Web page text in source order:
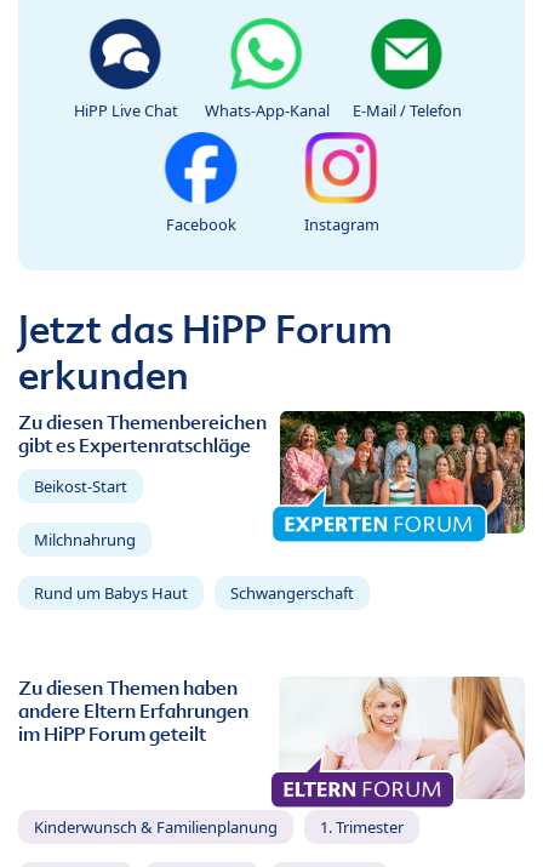
HiPP Live Chat Whats-App-Kanal E-Mail / Telefon
Facebook Instagram
Jetzt das HiPP Forum
erkunden
Zu diesen Themenbereichen
gibt es Expertenratschläge
Beikost-Start
Milchnahrung
Rund um Babys Haut Schwangerschaft
Zu diesen Themen haben
andere Eltern Erfahrungen
im HiPP Forum geteilt
Kinderwunsch & Familienplanung 1. Trimester